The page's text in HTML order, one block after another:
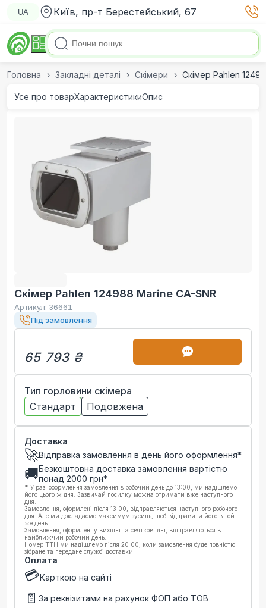
UA Київ, пр-т Берестейський, 67
Головна Закладні деталі Скімери Скімер Pahlen
Усе про товарХарактеристикиОпис
Скімер Pahlen 124988 Marine CA-SNR
Артикул: 36661
Під замовлення
65 793 ₴
Тип горловини скімера
Стандарт
Подовжена
Доставка
🚀Відправка замовлення в день його оформлення*
🚚Безкоштовна доставка замовлення вартістю
понад 2000 грн*
* У разі оформлення замовлення в робочий день до 13:00, ми надішлемо
його цього ж дня. Зазвичай посилку можна отримати вже наступного
дня.
Замовлення, оформлені після 13:00, відправляються наступного робочого
дня. Але ми докладаємо максимум зусиль, щоб відправити його в той
же день.
Замовлення, оформлені у вихідні та святкові дні, відправляються в
найближчий робочий день.
Номер ТТН ми надішлемо після 20:00, коли замовлення буде повністю
зібране та передане службі доставки.
Оплата
💳Карткою на сайті
📄 За реквізитами на рахунок ФОП або ТОВ